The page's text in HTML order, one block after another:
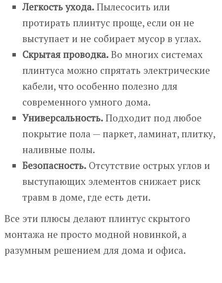
Легкость ухода. Пылесосить или
протирать плинтус проще, если он не
выступает и не собирает мусор в углах.
Скрытая проводка. Во многих системах
плинтуса можно спрятать электрические
кабели, что особенно полезно для
современного умного дома.
Универсальность. Подходит под любое
покрытие пола — паркет, ламинат, плитку,
наливные полы.
Безопасность. Отсутствие острых углов и
выступающих элементов снижает риск
травм в доме, где есть дети.
Все эти плюсы делают плинтус скрытого
монтажа не просто модной новинкой, а
разумным решением для дома и офиса.